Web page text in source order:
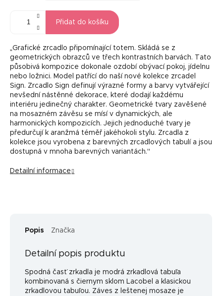
Přidat do košíku
„Grafické zrcadlo připomínající totem. Skládá se z
geometrických obrazců ve třech kontrastních barvách. Tato
působivá kompozice dokonale ozdobí obývací pokoj, jídelnu
nebo ložnici. Model patřící do naší nové kolekce zrcadel
Sign. Zrcadlo Sign definují výrazné formy a barvy vytvářející
nevšední nástěnné dekorace, které dodají každému
interiéru jedinečný charakter. Geometrické tvary zavěšené
na mosazném závěsu se mísí v dynamických, ale
harmonických kompozicích. Jejich jednoduché tvary je
předurčují k aranžmá téměř jakéhokoli stylu. Zrcadla z
kolekce jsou vyrobena z barevných zrcadlových tabulí a jsou
dostupná v mnoha barevných variantách."
Detailní informace
Popis Značka
Detailní popis produktu
Spodná časť zrkadla je modrá zrkadlová tabuľa
kombinovaná s čiernym sklom Lacobel a klasickou
zrkadlovou tabuľou. Záves z leštenej mosaze je